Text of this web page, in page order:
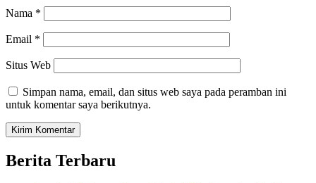
Nama *
Email *
Situs Web
Simpan nama, email, dan situs web saya pada peramban ini
untuk komentar saya berikutnya.
Berita Terbaru